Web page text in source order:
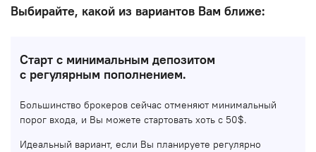
Выбирайте, какой из вариантов Вам ближе:
Старт с минимальным депозитом
с регулярным пополнением.
Большинство брокеров сейчас отменяют минимальный
порог входа, и Вы можете стартовать хоть с 50$.
Идеальный вариант, если Вы планируете регулярно